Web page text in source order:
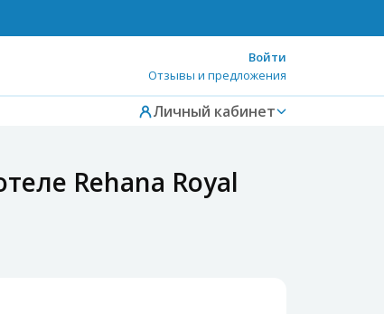
Войти
Отзывы и предложения
Личный кабинет
Rehana Royal